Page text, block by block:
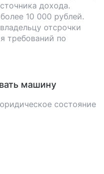
дохода.
10 000 рублей.
отсрочки
требований по
машину
состояние